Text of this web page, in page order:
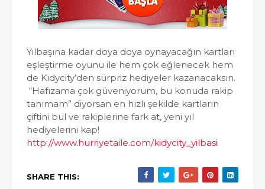
Yılbaşına kadar doya doya oynayacağın kartları
eşleştirme oyunu ile hem çok eğlenecek hem
de Kidycity’den sürpriz hediyeler kazanacaksın.
“Hafızama çok güveniyorum, bu konuda rakip
tanımam” diyorsan en hızlı şekilde kartların
çiftini bul ve rakiplerine fark at, yeni yıl
hediyelerini kap!
http://www.hurriyetaile.com/kidycity_yilbasi
SHARE THIS: